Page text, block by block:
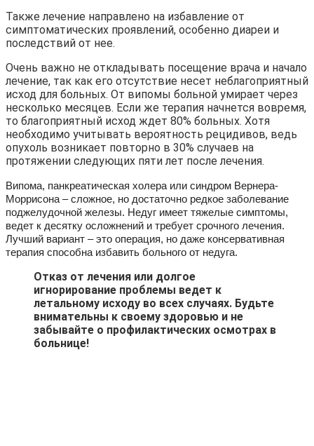
Также лечение направлено на избавление от
симптоматических проявлений, особенно диареи и
последствий от нее.
Очень важно не откладывать посещение врача и начало
лечение, так как его отсутствие несет неблагоприятный
исход для больных. От випомы больной умирает через
несколько месяцев. Если же терапия начнется вовремя,
то благоприятный исход ждет 80% больных. Хотя
необходимо учитывать вероятность рецидивов, ведь
опухоль возникает повторно в 30% случаев на
протяжении следующих пяти лет после лечения.
Випома, панкреатическая холера или синдром Вернера-
Моррисона – сложное, но достаточно редкое заболевание
поджелудочной железы. Недуг имеет тяжелые симптомы,
ведет к десятку осложнений и требует срочного лечения.
Лучший вариант – это операция, но даже консервативная
терапия способна избавить больного от недуга.
Отказ от лечения или долгое
игнорирование проблемы ведет к
летальному исходу во всех случаях. Будьте
внимательны к своему здоровью и не
забывайте о профилактических осмотрах в
больнице!